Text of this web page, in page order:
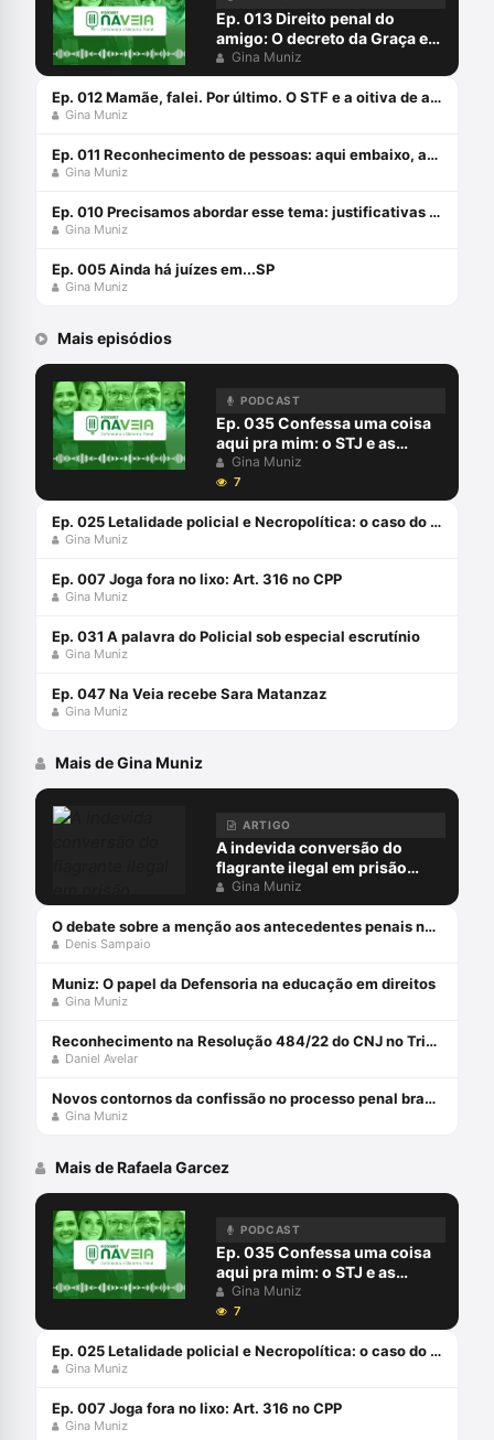
Ep. 013 Direito penal do
amigo: O decreto da Graça em
favor de Daniel da Silveira
Gina Muniz
Ep. 012 Mamãe, falei. Por último. O STF e a oitiva de adolescentes em conflito com a lei (HC 212.693)
Gina Muniz
Ep. 011 Reconhecimento de pessoas: aqui embaixo, as leis são diferentes!
Gina Muniz
Ep. 010 Precisamos abordar esse tema: justificativas para o baculejo
Gina Muniz
Ep. 005 Ainda há juízes em...SP
Gina Muniz
Mais episódios
PODCAST
Ep. 035 Confessa uma coisa
aqui pra mim: o STJ e as
confissões informais
Gina Muniz
7
Ep. 025 Letalidade policial e Necropolítica: o caso do Guarujá
Gina Muniz
Ep. 007 Joga fora no lixo: Art. 316 no CPP
Gina Muniz
Ep. 031 A palavra do Policial sob especial escrutínio
Gina Muniz
Ep. 047 Na Veia recebe Sara Matanzaz
Gina Muniz
Mais de Gina Muniz
ARTIGO
A indevida conversão do
flagrante ilegal em prisão
preventiva
Gina Muniz
O debate sobre a menção aos antecedentes penais no júri
Denis Sampaio
Muniz: O papel da Defensoria na educação em direitos
Gina Muniz
Reconhecimento na Resolução 484/22 do CNJ no Tribunal do Júri
Daniel Avelar
Novos contornos da confissão no processo penal brasileiro com Gina Muniz
Gina Muniz
Mais de Rafaela Garcez
PODCAST
Ep. 035 Confessa uma coisa
aqui pra mim: o STJ e as
confissões informais
Gina Muniz
7
Ep. 025 Letalidade policial e Necropolítica: o caso do Guarujá
Gina Muniz
Ep. 007 Joga fora no lixo: Art. 316 no CPP
Gina Muniz